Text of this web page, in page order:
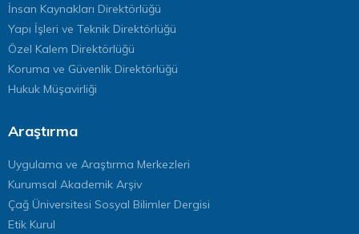
İnsan Kaynakları Direktörlüğü
Yapı İşleri ve Teknik Direktörlüğü
Özel Kalem Direktörlüğü
Koruma ve Güvenlik Direktörlüğü
Hukuk Müşavirliği
Araştırma
Uygulama ve Araştırma Merkezleri
Kurumsal Akademik Arşiv
Çağ Üniversitesi Sosyal Bilimler Dergisi
Etik Kurul